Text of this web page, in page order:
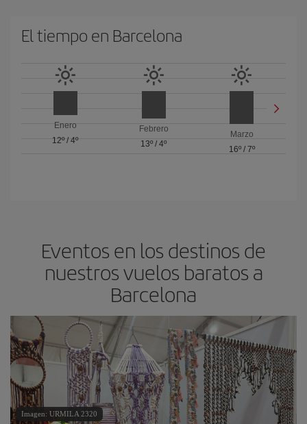
El tiempo en Barcelona
Enero
12º/4º
Febrero
13º / 4º
Marzo
16º/ 7º
Eventos en los destinos de
nuestros vuelos baratos a
Barcelona
Imagen: URMILA 2320